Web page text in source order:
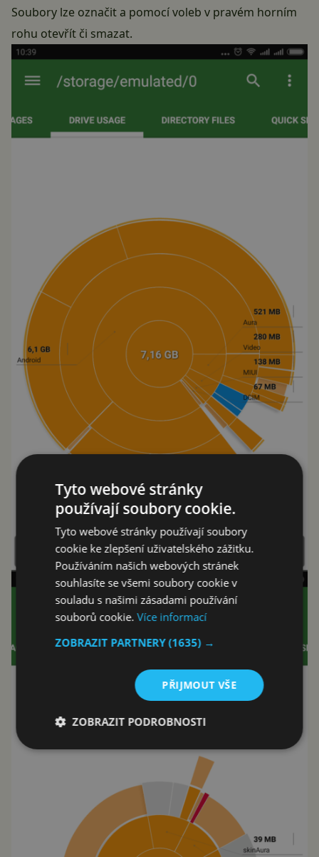
Soubory lze označit a pomocí voleb v pravém horním
rohu otevřít či smazat.
Tyto webové stránky
používají soubory cookie.
Tyto webové stránky používají soubory
cookie ke zlepšení uživatelského zážitku.
Používáním našich webových stránek
souhlasíte se všemi soubory cookie v
souladu s našimi zásadami používání
souborů cookie.Více informací
ZOBRAZIT PARTNERY(1635) →
PŘIJMOUT VŠE
ZOBRAZIT PODROBNOSTI